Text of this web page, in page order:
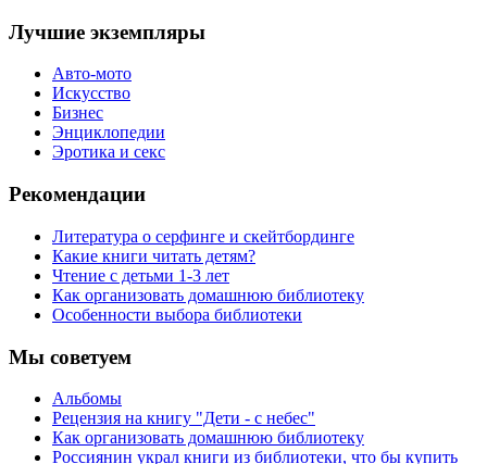
Лучшие экземпляры
Авто-мото
Искусство
Бизнес
Энциклопедии
Эротика и секс
Рекомендации
Литература о серфинге и скейтбординге
Какие книги читать детям?
Чтение с детьми 1-3 лет
Как организовать домашнюю библиотеку
Особенности выбора библиотеки
Мы советуем
Альбомы
Рецензия на книгу "Дети - с небес"
Как организовать домашнюю библиотеку
Россиянин украл книги из библиотеки, что бы купить